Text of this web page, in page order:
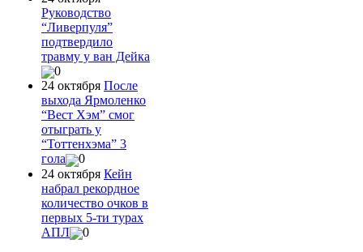
Руководство
“Ливерпуля”
подтвердило
травму у ван Дейка
0
24 октября После
выхода Ярмоленко
“Вест Хэм” смог
отыграть у
“Тоттенхэма” 3
гола
0
24 октября Кейн
набрал рекордное
количество очков в
первых 5-ти турах
АПЛ
0